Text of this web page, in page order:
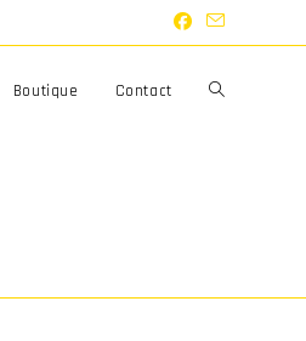
Boutique Contact Toggle